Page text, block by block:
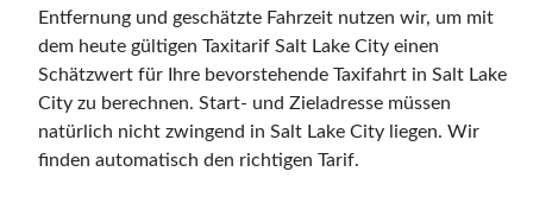
Entfernung und geschätzte Fahrzeit nutzen wir, um mit
dem heute gültigen Taxitarif Salt Lake City einen
Schätzwert für Ihre bevorstehende Taxifahrt in Salt Lake
City zu berechnen. Start- und Zieladresse müssen
natürlich nicht zwingend in Salt Lake City liegen. Wir
finden automatisch den richtigen Tarif.